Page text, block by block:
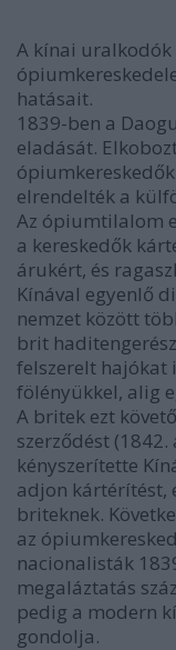
A kínai
hatásait.
1839-ben a
eladását.
elrendelték a
Az ópiumtilalom
a kereskedők
árukért, és
Kínával egyenlő
nemzet között
brit
felszerelt hajókat
fölényükkel, alig
A britek ezt
szerződést
kényszerítette
adjon kártérítést,
briteknek.
az
nacionalisták
megaláztatás
pedig a modern
gondolja.